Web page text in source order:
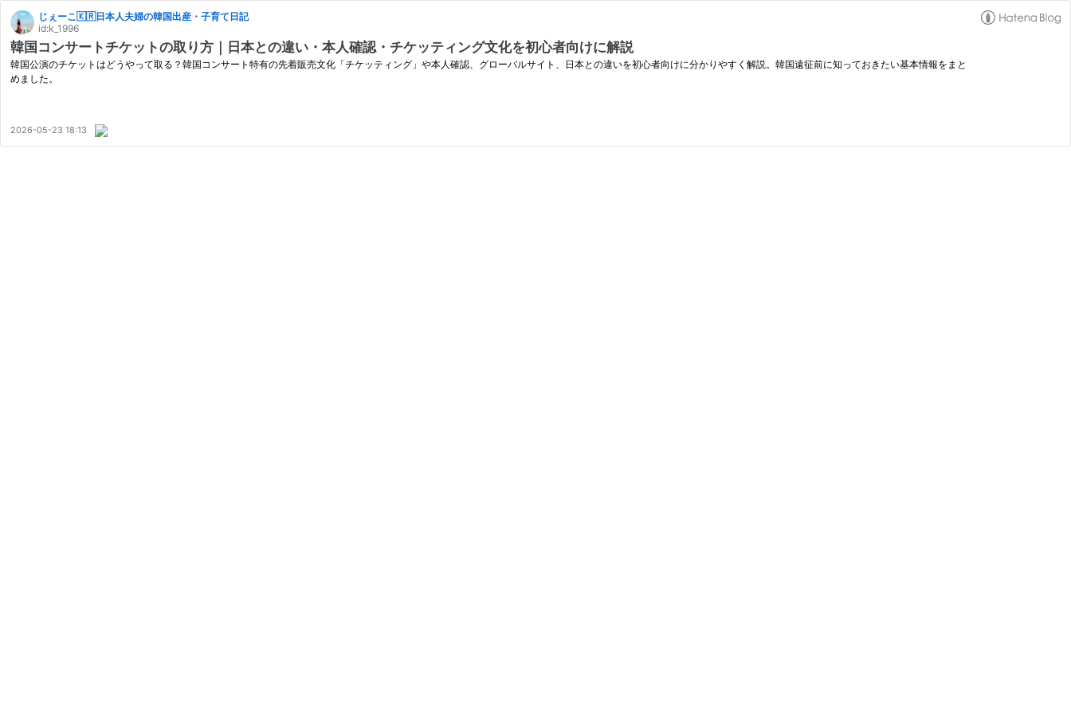
じぇーこ🇰🇷日本人夫婦の韓国出産・子育て日記
id:k_1996
韓国コンサートチケットの取り方｜日本との違い・本人確認・チケッティング文化を初心者向けに解説
韓国公演のチケットはどうやって取る？韓国コンサート特有の先着販売文化「チケッティング」や本人確認、グローバルサイト、日本との違いを初心者向けに分かりやすく解説。韓国遠征前に知っておきたい基本情報をまと
めました。
2026-05-23 18:13